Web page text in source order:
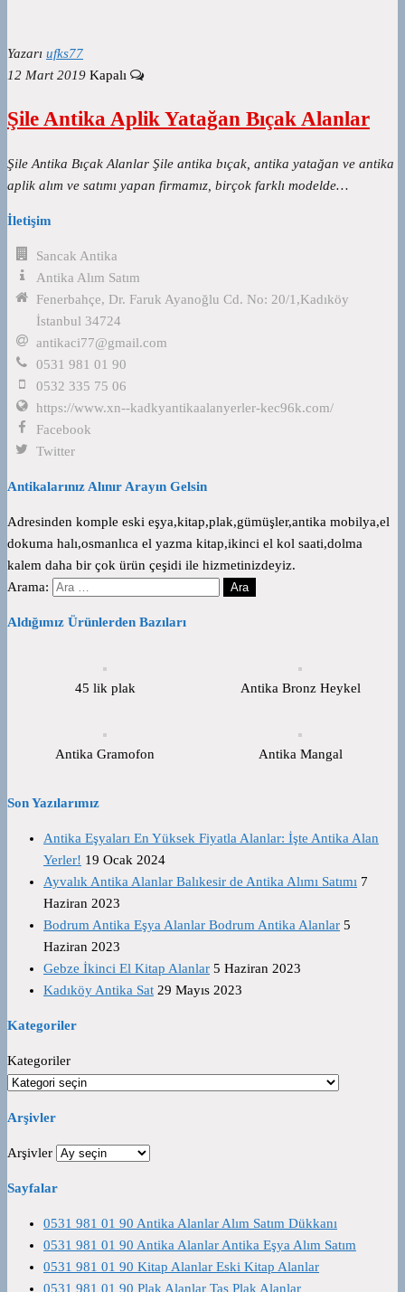
Yazarı ufks77
12 Mart 2019 Kapalı
Şile Antika Aplik Yatağan Bıçak Alanlar
Şile Antika Bıçak Alanlar Şile antika bıçak, antika yatağan ve antika
aplik alım ve satımı yapan firmamız, birçok farklı modelde…
İletişim
Sancak Antika
Antika Alım Satım
Fenerbahçe, Dr. Faruk Ayanoğlu Cd. No: 20/1,Kadıköy
İstanbul 34724
antikaci77@gmail.com
0531 981 01 90
0532 335 75 06
https://www.xn--kadkyantikaalanyerler-kec96k.com/
Facebook
Twitter
Antikalarınız Alınır Arayın Gelsin
Adresinden komple eski eşya,kitap,plak,gümüşler,antika mobilya,el
dokuma halı,osmanlıca el yazma kitap,ikinci el kol saati,dolma
kalem daha bir çok ürün çeşidi ile hizmetinizdeyiz.
Arama:
Aldığımız Ürünlerden Bazıları
45 lik plak Antika Bronz Heykel
Antika Gramofon Antika Mangal
Son Yazılarımız
Antika Eşyaları En Yüksek Fiyatla Alanlar: İşte Antika Alan
Yerler! 19 Ocak 2024
Ayvalık Antika Alanlar Balıkesir de Antika Alımı Satımı 7
Haziran 2023
Bodrum Antika Eşya Alanlar Bodrum Antika Alanlar 5
Haziran 2023
Gebze İkinci El Kitap Alanlar 5 Haziran 2023
Kadıköy Antika Sat 29 Mayıs 2023
Kategoriler
Kategoriler
Arşivler
Arşivler
Sayfalar
0531 981 01 90 Antika Alanlar Alım Satım Dükkanı
0531 981 01 90 Antika Alanlar Antika Eşya Alım Satım
0531 981 01 90 Kitap Alanlar Eski Kitap Alanlar
0531 981 01 90 Plak Alanlar Taş Plak Alanlar